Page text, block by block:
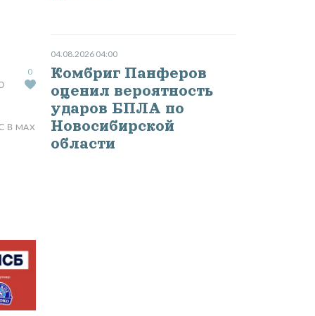
0
В MAX
04.08.2026 04:00
Комбриг Панферов
оценил вероятность
ударов БПЛА по
Новосибирской
области